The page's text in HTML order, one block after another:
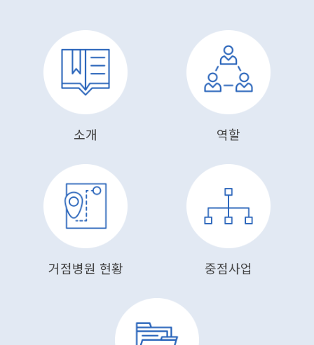
소개 역할
거점병원 현황 중점사업